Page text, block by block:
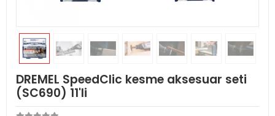
DREMEL SpeedClic kesme aksesuar seti
(SC690) 11'li